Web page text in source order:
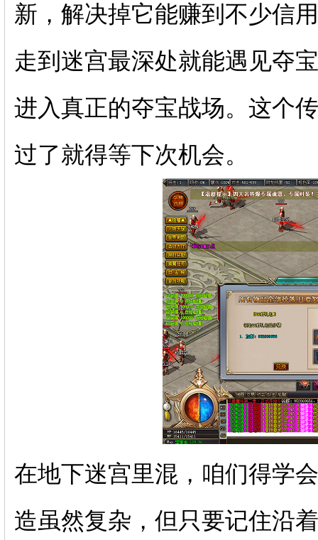
新，解决掉它能赚到不少信
走到迷宫最深处就能遇见夺
进入真正的夺宝战场。这个
过了就得等下次机会。
在地下迷宫里混，咱们得学
造虽然复杂，但只要记住沿